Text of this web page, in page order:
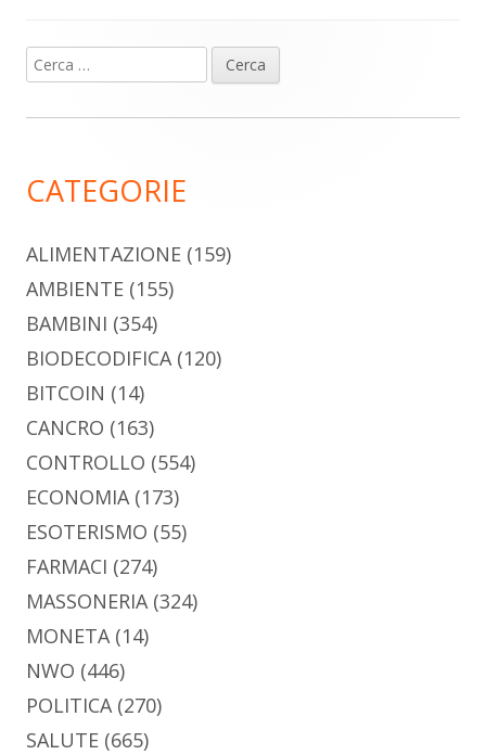
Barra
laterale
Ricerca
per:
CATEGORIE
ALIMENTAZIONE (159)
AMBIENTE (155)
BAMBINI (354)
BIODECODIFICA (120)
BITCOIN (14)
CANCRO (163)
CONTROLLO (554)
ECONOMIA (173)
ESOTERISMO (55)
FARMACI (274)
MASSONERIA (324)
MONETA (14)
NWO (446)
POLITICA (270)
SALUTE (665)